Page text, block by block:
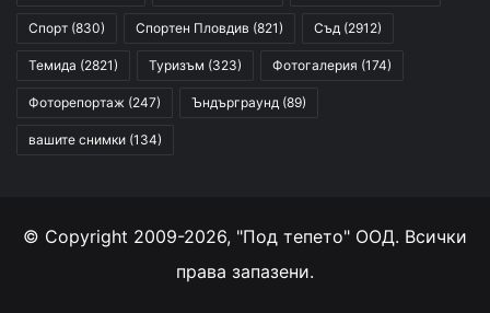
Спорт (830) Спортен Пловдив (821) Съд (2912)
Темида (2821) Туризъм (323) Фотогалерия (174)
Фоторепортаж (247) Ъндърграунд (89)
вашите снимки (134)
© Copyright 2009-2026, "Под тепето" ООД. Всички
права запазени.